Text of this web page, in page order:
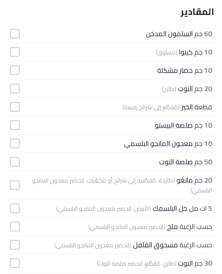
المقادير
60 جم
السلمون المدخن
10 جم
كينوا(مسلوق)
10 جم
خضار مشكلة
20 جم
التوت(طازج)
قطعةالخبز (مُقطّع إلى شرائح رفيعة)
10 جم
صلصة البيستو
10 جم
معجون المانجو البلسمي
50 جم
صلصة التوت
20 جم
مانغو(طازجة، مُقطّعة إلى شرائح أو مكعّبات، لتحضير معجون المانجو
البلسمي)
5 ات مل خل البلسمك(الأبيض، لتحضير معجون المانجو البلسمي)
حسب الرغبةملح(لتحضير معجون المانجو البلسمي)
حسب الرغبةمسحوق الفلفل(لتحضير معجون المانجو البلسمي)
30 جم التوت(طازج، مُقطّع، لتحضير صلصة التوت)